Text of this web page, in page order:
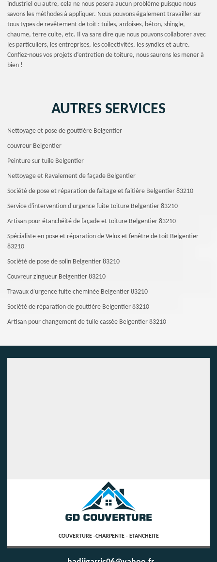
industriel ou autre, cela ne nous posera aucun problème puisque nous
savons les méthodes à appliquer. Nous pouvons également travailler sur
tous types de revêtement de toit : tuiles, ardoises, béton, shingle,
chaume, terre cuite, etc. Il va sans dire que nous pouvons collaborer avec
les particuliers, les entreprises, les collectivités, les syndics et autre.
Confiez-nous vos projets d’entretien de toiture, nous saurons les mener à
bien !
AUTRES SERVICES
Nettoyage et pose de gouttière Belgentier
couvreur Belgentier
Peinture sur tuile Belgentier
Nettoyage et Ravalement de façade Belgentier
Société de pose et réparation de faitage et faitière Belgentier 83210
Service d'intervention d'urgence fuite toiture Belgentier 83210
Artisan pour étanchéité de façade et toiture Belgentier 83210
Spécialiste en pose et réparation de Velux et fenêtre de toit Belgentier
83210
Société de pose de solin Belgentier 83210
Couvreur zingueur Belgentier 83210
Travaux d'urgence fuite cheminée Belgentier 83210
Société de réparation de gouttière Belgentier 83210
Artisan pour changement de tuile cassée Belgentier 83210
COUVERTURE -CHARPENTE - ETANCHEITE